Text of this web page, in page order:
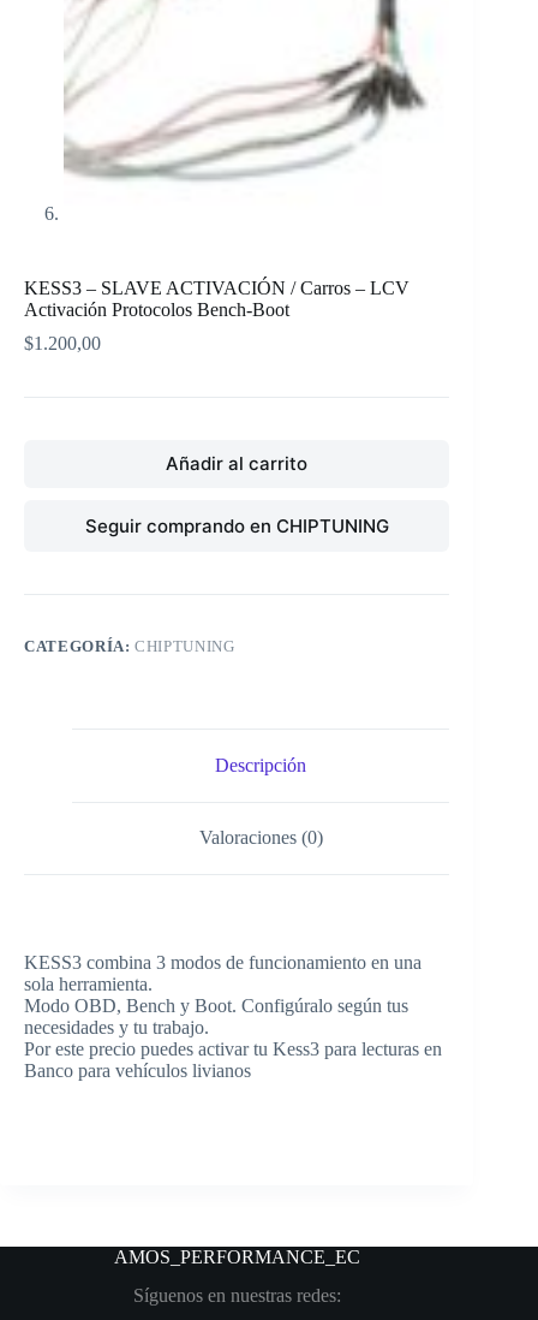
KESS3 – SLAVE ACTIVACIÓN / Carros – LCV
Activación Protocolos Bench-Boot
$1.200,00
Añadir al carrito
Seguir comprando en CHIPTUNING
CATEGORÍA:CHIPTUNING
Descripción
Valoraciones (0)
KESS3 combina 3 modos de funcionamiento en una
sola herramienta.
Modo OBD, Bench y Boot. Configúralo según tus
necesidades y tu trabajo.
Por este precio puedes activar tu Kess3 para lecturas en
Banco para vehículos livianos
AMOS_PERFORMANCE _EC
Síguenos en nuestras redes: